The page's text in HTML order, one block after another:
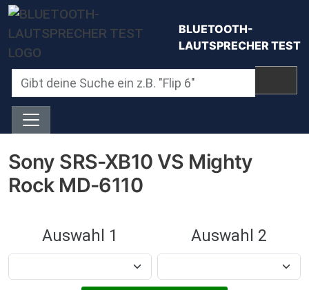
Direkt zum Inhalt
BLUETOOTH-
LAUTSPRECHER TEST
Sony SRS-XB10 VS Mighty
Rock MD-6110
Auswahl 1 Auswahl 2